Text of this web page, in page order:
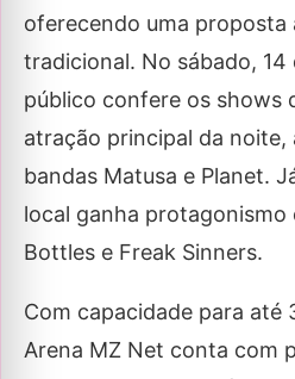
oferecendo uma proposta
tradicional. No sábado, 14
público confere os shows
atração principal da noite,
bandas Matusa e Planet.
local ganha protagonismo
Bottles e Freak Sinners.
Com capacidade para até
Arena MZ Net conta com